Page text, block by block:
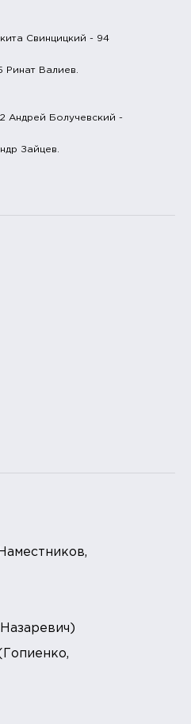
Свинцицкий - 94
Валиев.
Андрей Болучевский -
Зайцев.